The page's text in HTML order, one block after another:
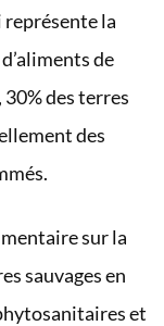
représente la
de
des terres
des
sur la
sauvages en
et